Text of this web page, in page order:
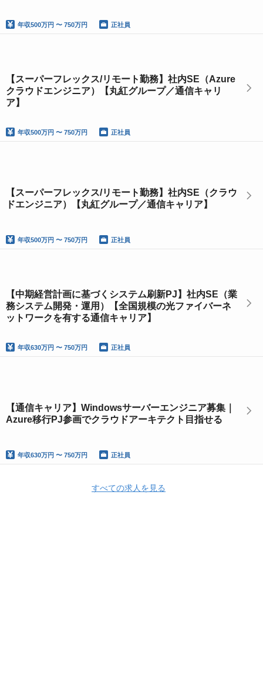
年収500万円 〜 750万円 正社員
【スーパーフレックス/リモート勤務】社内SE（Azure
クラウドエンジニア）【丸紅グループ／通信キャリ
ア】
年収500万円 〜 750万円 正社員
【スーパーフレックス/リモート勤務】社内SE（クラウ
ドエンジニア）【丸紅グループ／通信キャリア】
年収500万円 〜 750万円 正社員
【中期経営計画に基づくシステム刷新PJ】社内SE（業
務システム開発・運用）【全国規模の光ファイバーネ
ットワークを有する通信キャリア】
年収630万円 〜 750万円 正社員
【通信キャリア】Windowsサーバーエンジニア募集｜
Azure移行PJ参画でクラウドアーキテクト目指せる
年収630万円 〜 750万円 正社員
すべての求人を見る